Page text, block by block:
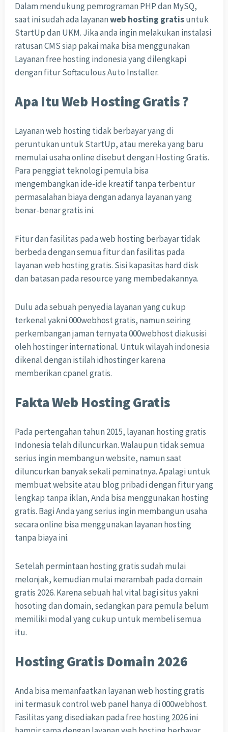
Dalam mendukung pemrograman PHP dan MySQ,
saat ini sudah ada layananweb hosting gratisuntuk
StartUp dan UKM. Jika anda ingin melakukan instalasi
ratusan CMS siap pakai maka bisa menggunakan
Layanan free hosting indonesia yang dilengkapi
dengan fitur Softaculous Auto Installer.
Apa Itu Web Hosting Gratis ?
Layanan web hosting tidak berbayar yang di
peruntukan untuk StartUp, atau mereka yang baru
memulai usaha online disebut dengan Hosting Gratis.
Para penggiat teknologi pemula bisa
mengembangkan ide-ide kreatif tanpa terbentur
permasalahan biaya dengan adanya layanan yang
benar-benar gratis ini.
Fitur dan fasilitas pada web hosting berbayar tidak
berbeda dengan semua fitur dan fasilitas pada
layanan web hosting gratis. Sisi kapasitas hard disk
dan batasan pada resource yang membedakannya.
Dulu ada sebuah penyedia layanan yang cukup
terkenal yakni 000webhost gratis, namun seiring
perkembangan jaman ternyata 000webhost diakusisi
oleh hostinger international. Untuk wilayah indonesia
dikenal dengan istilah idhostinger karena
memberikan cpanel gratis.
Fakta Web Hosting Gratis
Pada pertengahan tahun 2015, layanan hosting gratis
Indonesia telah diluncurkan. Walaupun tidak semua
serius ingin membangun website, namun saat
diluncurkan banyak sekali peminatnya. Apalagi untuk
membuat website atau blog pribadi dengan fitur yang
lengkap tanpa iklan, Anda bisa menggunakan hosting
gratis. Bagi Anda yang serius ingin membangun usaha
secara online bisa menggunakan layanan hosting
tanpa biaya ini.
Setelah permintaan hosting gratis sudah mulai
melonjak, kemudian mulai merambah pada domain
gratis 2026. Karena sebuah hal vital bagi situs yakni
hosoting dan domain, sedangkan para pemula belum
memiliki modal yang cukup untuk membeli semua
itu.
Hosting Gratis Domain 2026
Anda bisa memanfaatkan layanan web hosting gratis
ini termasuk control web panel hanya di 000webhost.
Fasilitas yang disediakan pada free hosting 2026 ini